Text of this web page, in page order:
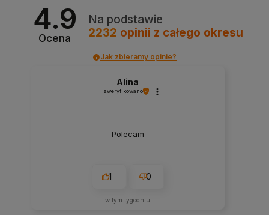
4.9
Ocena
Na podstawie
2232 opinii z całego okresu
Jak zbieramy opinie?
Alina
zweryfikowano
Polecam
1 0
w tym tygodniu